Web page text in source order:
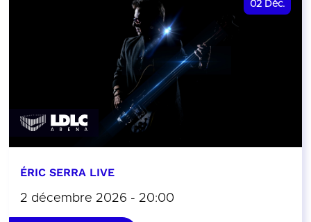
02 Déc.
ÉRIC SERRA LIVE
2 décembre 2026 - 20:00